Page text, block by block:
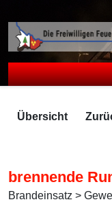
Übersicht
brennende
Brandeinsatz >